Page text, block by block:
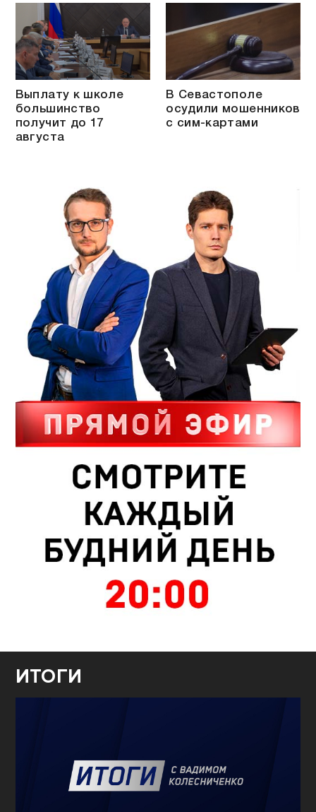
Выплату к школе
большинство
получит до 17
августа
В Севастополе
осудили мошенников
с сим-картами
ИТОГИ